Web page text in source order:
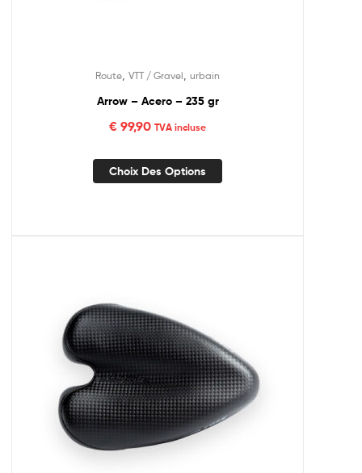
Route VTT / Gravel urbain
Arrow – Acero – 235 gr
€ 99,90 TVA incluse
Choix Des Options